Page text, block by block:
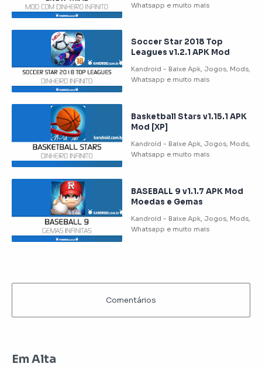
Soccer Star 2018 Top
Leagues v1.2.1 APK Mod
Basketball Stars v1.15.1 APK
Mod [XP]
BASEBALL 9 v1.1.7 APK Mod
Moedas e Gemas
Em Alta